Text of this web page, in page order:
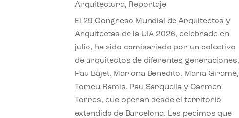
Arquitectura, Reportaje
El 29 Congreso Mundial de Arquitectos y
Arquitectas de la UIA 2026, celebrado en
julio, ha sido comisariado por un colectivo
de arquitectos de diferentes generaciones,
Pau Bajet, Mariona Benedito, Maria Giramé,
Tomeu Ramis, Pau Sarquella y Carmen
Torres, que operan desde el territorio
extendido de Barcelona. Les pedimos que